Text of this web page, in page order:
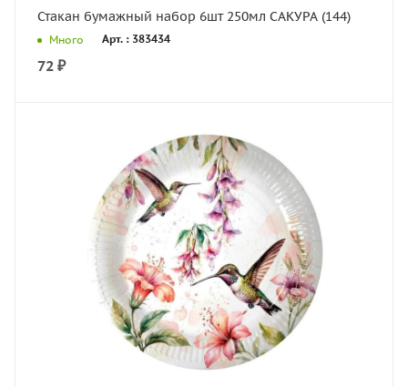
Стакан бумажный набор 6шт 250мл САКУРА (144)
Много Арт. : 383434
72 ₽